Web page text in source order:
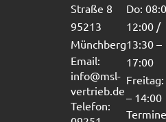
Straße 8
95213
Münchberg
Email:
info@msl-
vertrieb.de
Telefon:
Do:
12:00 /
13:30 –
17:00
– 14:00
Termine